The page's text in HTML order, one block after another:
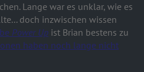
Lange war es unklar, wie es
doch inzwischen wissen
Power Up ist Brian bestens zu
haben noch lange nicht